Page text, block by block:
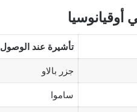
أوقيانوسيا
تأشيرة عند الوصول
جزر بالاو
ساموا